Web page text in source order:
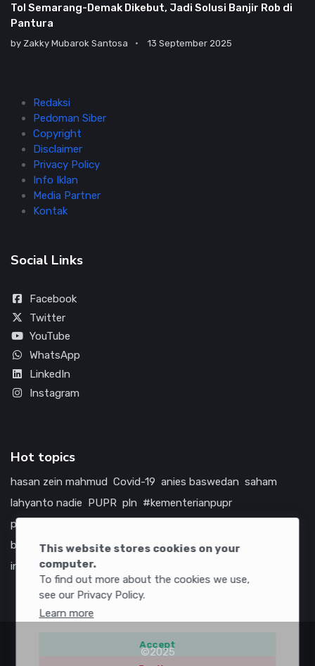
This website stores cookies on your
computer.
To find out more about the cookies we use,
see our Privacy Policy.
Learn more
Accept
Tol Semarang-Demak Dikebut, Jadi Solusi Banjir Rob di
Pantura
by Zakky Mubarok Santosa 13 September 2025
Redaksi
Pedoman Siber
Copyright
Disclaimer
Privacy Policy
Info Iklan
Media Partner
Kontak
Social Links
Facebook
Twitter
YouTube
WhatsApp
LinkedIn
Instagram
Hot topics
hasan zein mahmud Covid-19 anies baswedan saham
lahyanto nadie PUPR pln #kementerianpupr
prabowo subianto
bumn
jasa marga jtts china tol amerika serikat
infrastruktur
©2025